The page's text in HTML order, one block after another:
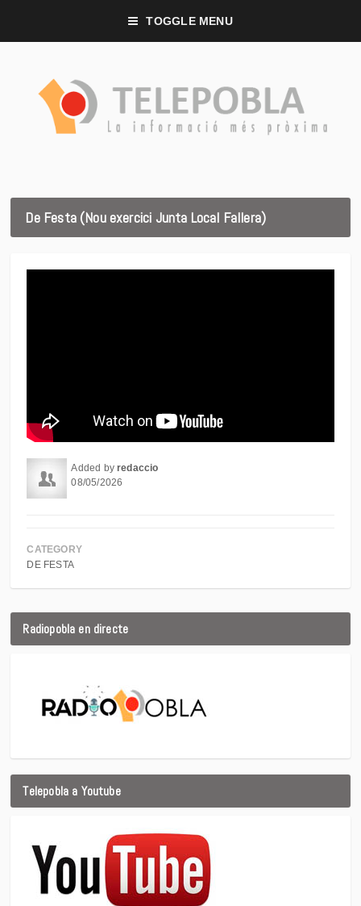
TOGGLE MENU
De Festa (Nou exercici Junta Local Fallera)
Added byredaccio
08/05/2026
CATEGORY
DE FESTA
Radiopobla en directe
Telepobla a Youtube